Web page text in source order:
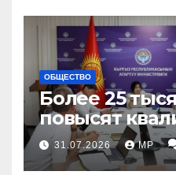
ОБЩЕСТВО
Более 25
повысят
31.07.2026 MP